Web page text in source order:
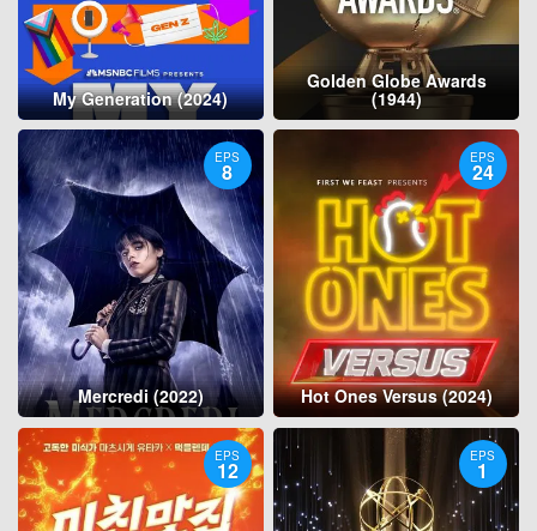
My Generation (2024)
Golden Globe Awards
(1944)
EPS
8
Mercredi (2022)
EPS
24
Hot Ones Versus (2024)
EPS
12
EPS
1